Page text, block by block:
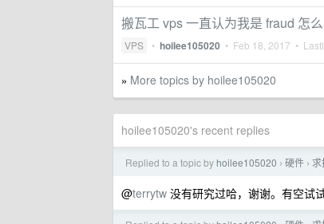
搬瓦工 vps 一直认为我是 fraud 怎
VPS • hoilee105020 • Feb 18, 2017 •
» More topics by hoilee105020
hoilee105020's recent replies
Replied to a topic by hoilee105020 › 硬件 › 求
@terrytw 没有研究过哈，谢谢。有空试